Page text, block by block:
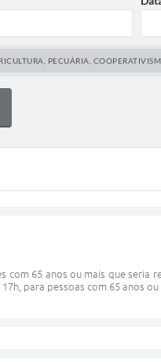
PECUÁRIA,
65 anos ou mais que seria
para pessoas com 65 anos ou